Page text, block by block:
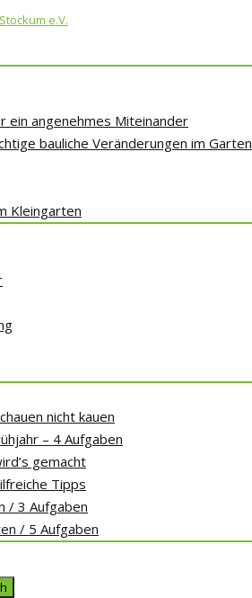
ein angenehmes Miteinander
bauliche Veränderungen im Garten
Kleingarten
nicht kauen
– 4 Aufgaben
gemacht
Tipps
/ 3 Aufgaben
/ 5 Aufgaben